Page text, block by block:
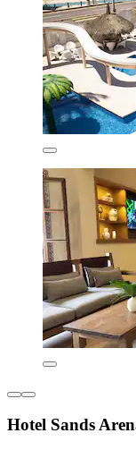
Hotel Sands